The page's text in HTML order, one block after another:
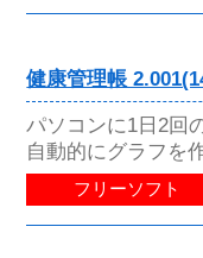
健康管理帳
パソコンに1日2回
自動的にグラフを
フリーソフト